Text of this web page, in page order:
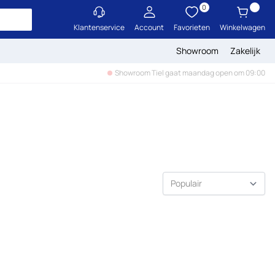
Klantenservice Account Favorieten
0
Winkelwagen
Showroom Zakelijk
Showroom Tiel gaat maandag open om 09:00
Sorteer op